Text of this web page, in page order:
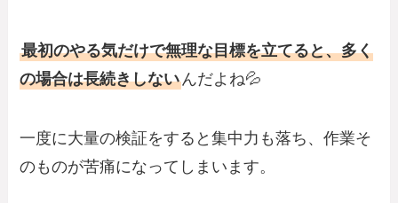
最初のやる気だけで無理な目標を立てると、多く
の場合は長続きしないんだよね💦
一度に大量の検証をすると集中力も落ち、作業そ
のものが苦痛になってしまいます。